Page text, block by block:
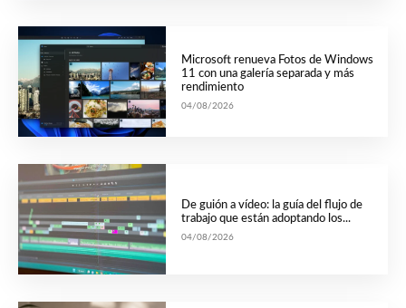
Microsoft renueva Fotos de Windows
11 con una galería separada y más
rendimiento
04/08/2026
De guión a vídeo: la guía del flujo de
trabajo que están adoptando los...
04/08/2026